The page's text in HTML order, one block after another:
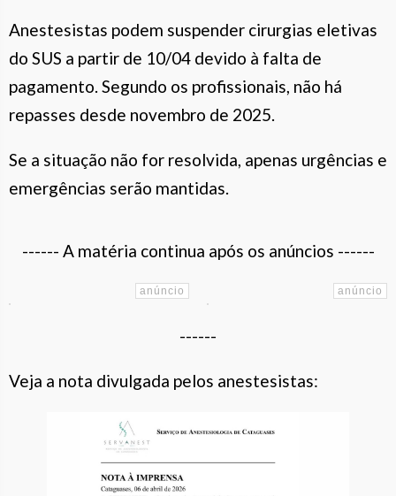
Anestesistas podem suspender cirurgias eletivas
do SUS a partir de 10/04 devido à falta de
pagamento. Segundo os profissionais, não há
repasses desde novembro de 2025.
Se a situação não for resolvida, apenas urgências e
emergências serão mantidas.
------ A matéria continua após os anúncios ------
------
Veja a nota divulgada pelos anestesistas: